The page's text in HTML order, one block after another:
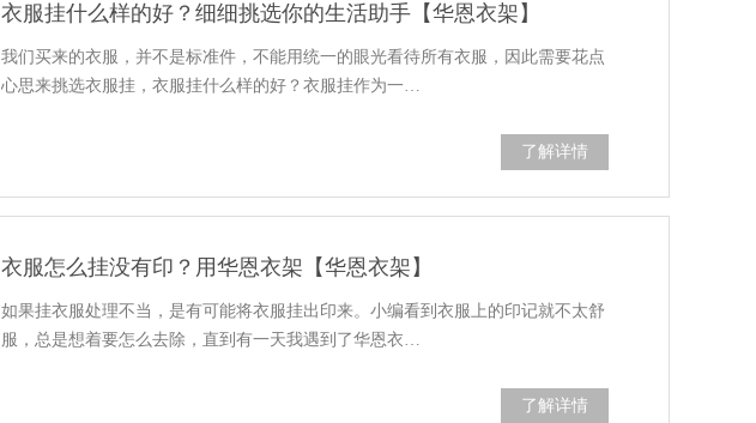
衣服挂什么样的好？细细挑选你的生活助手【华恩衣架】
我们买来的衣服，并不是标准件，不能用统一的眼光看待所有衣服，因此需要花点
心思来挑选衣服挂，衣服挂什么样的好？衣服挂作为一…
了解详情
衣服怎么挂没有印？用华恩衣架【华恩衣架】
如果挂衣服处理不当，是有可能将衣服挂出印来。小编看到衣服上的印记就不太舒
服，总是想着要怎么去除，直到有一天我遇到了华恩衣…
了解详情